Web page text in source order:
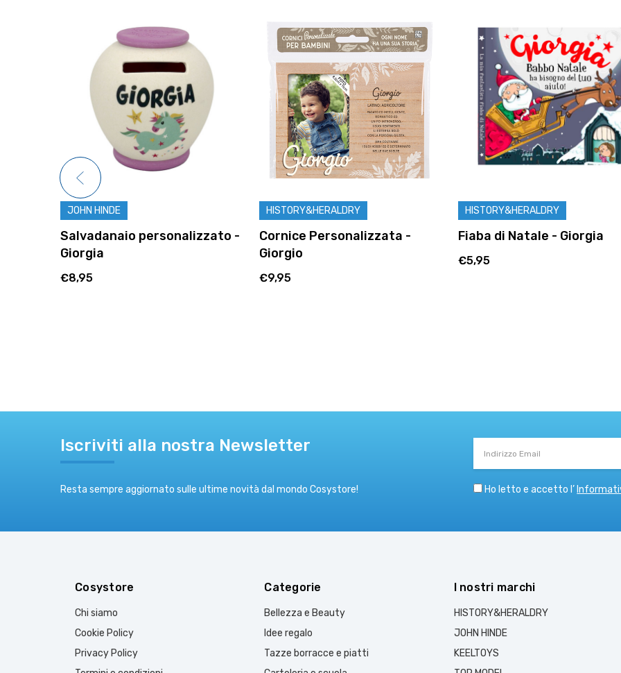
JOHN HINDE
Salvadanaio personalizzato -
Giorgia
€8,95
HISTORY&HERALDRY
Cornice Personalizzata -
Giorgio
€9,95
HISTORY&HERALDRY
Fiaba di Natale - Giorgia
€5,95
Iscriviti alla nostra Newsletter
Resta sempre aggiornato sulle ultime novità dal mondo Cosystore!
Email
Ho letto e accetto l’
Cosystore
Chi siamo
Cookie Policy
Privacy Policy
Categorie
Bellezza e Beauty
Idee regalo
Tazze borracce e piatti
I nostri marchi
HISTORY&HERALDRY
JOHN HINDE
KEELTOYS